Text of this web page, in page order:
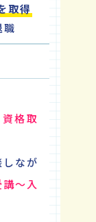
取得
職
格取
なが
～入